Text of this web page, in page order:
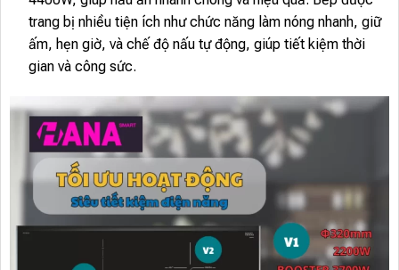
trang bị nhiều tiện ích như chức năng làm nóng nhanh, giữ
ấm, hẹn giờ, và chế độ nấu tự động, giúp tiết kiệm thời
gian và công sức.